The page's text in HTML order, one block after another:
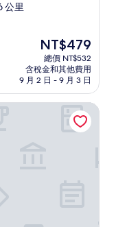
公里
現
在
價
格
為
NT$479
NT$479
總價 NT$532
含稅金和其他費用
9 月 2 日 - 9 月 3 日
大普里阿育飯店